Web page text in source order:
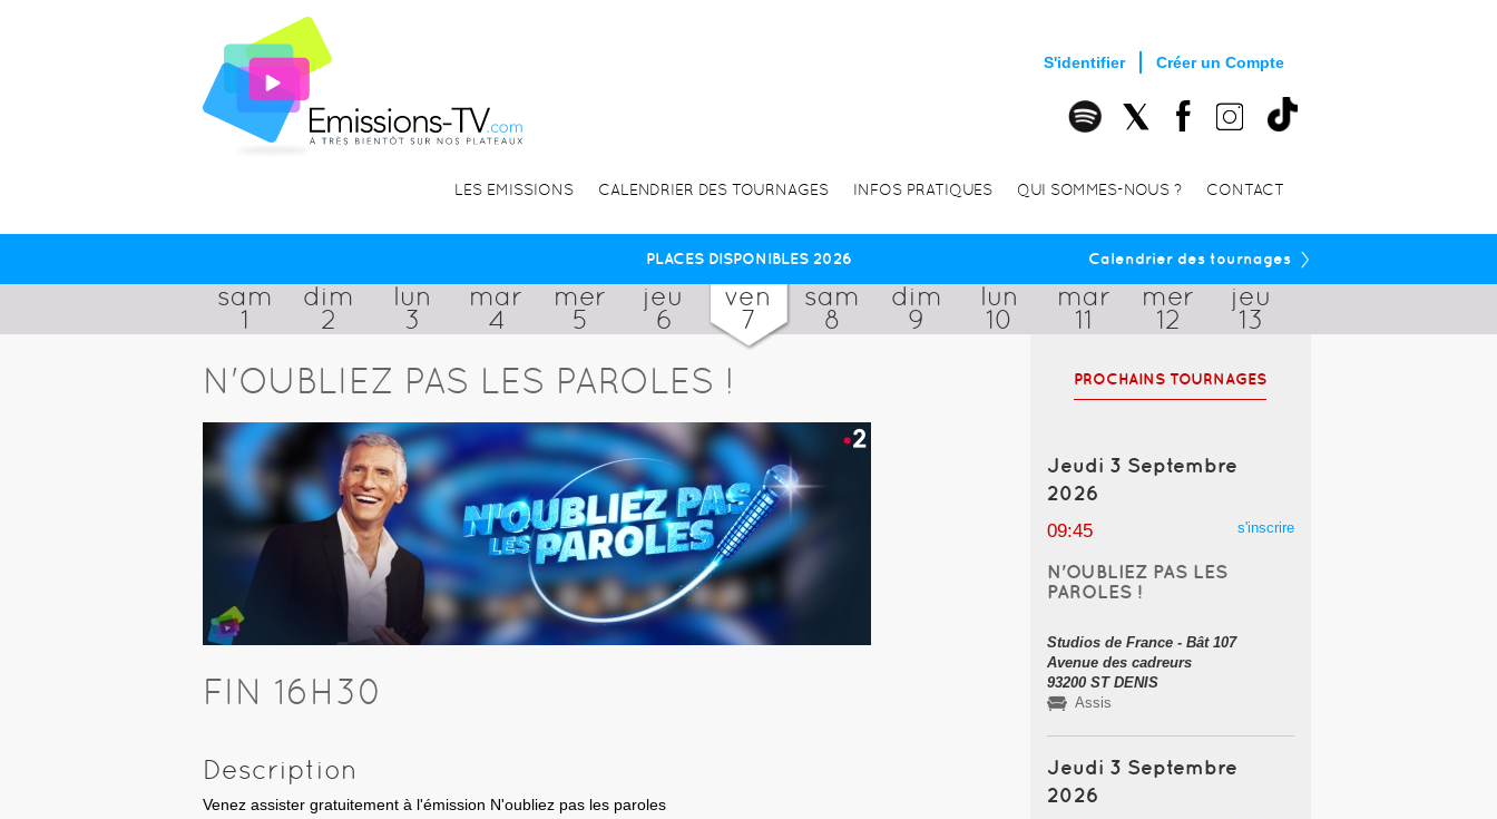
S'identifier Créer un Compte
LES EMISSIONS CALENDRIER DES TOURNAGES INFOS PRATIQUES QUI SOMMES-NOUS ? CONTACT
PLACES DISPONIBLES 2026 Calendrier des tournages ›
sam
1
dim
2
lun
3
mar
4
mer
5
jeu
6
ven
7
sam
8
dim
9
lun
10
mar
11
mer
12
jeu
13
N'OUBLIEZ PAS LES PAROLES !
FIN 16H30
Description
Venez assister gratuitement à l'émission N'oubliez pas les paroles
PROCHAINS TOURNAGES
Jeudi 3 Septembre
2026
09:45 s'inscrire
N'OUBLIEZ PAS LES
PAROLES !
Studios de France - Bât 107
Avenue des cadreurs
93200 ST DENIS
Assis
Jeudi 3 Septembre
2026